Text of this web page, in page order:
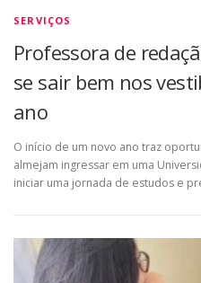
SERVIÇOS
Professora de
se sair bem nos
ano
O início de um novo ano traz
almejam ingressar em uma
iniciar uma jornada de estudos e